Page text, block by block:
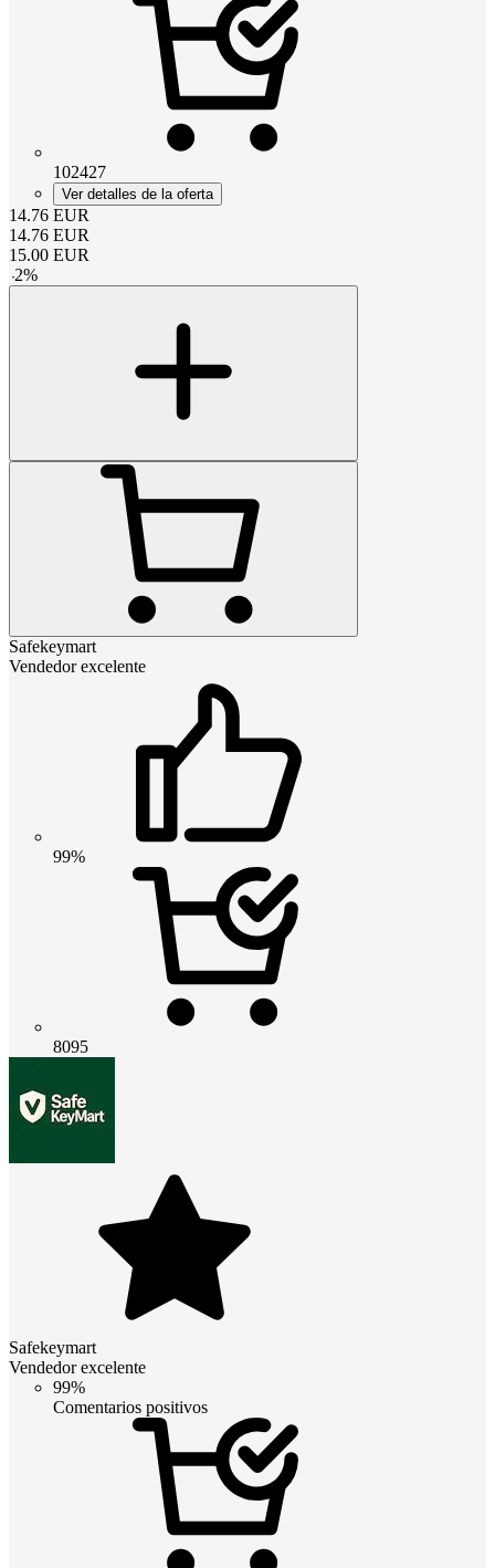
102427
Ver detalles de la oferta
14.76 EUR
14.76 EUR
15.00 EUR
-2%
Safekeymart
Vendedor excelente
99%
8095
Safekeymart
Vendedor excelente
99%
Comentarios positivos